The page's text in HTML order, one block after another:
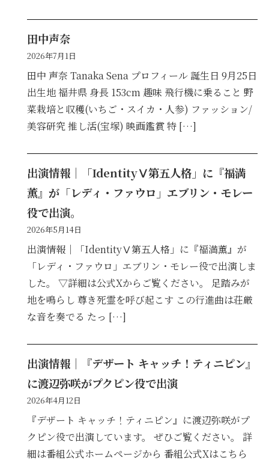
田中声奈
2026年7月1日
田中 声奈 Tanaka Sena プロフィール 誕生日 9月25日
出生地 福井県 身長 153cm 趣味 飛行機に乗ること 野
菜栽培と収穫(いちご・スイカ・人参) ファッション/
美容研究 推し活(宝塚) 映画鑑賞 特 […]
出演情報｜「IdentityⅤ第五人格」に『福満
薫』が「レディ・ファウロ」エブリン・モレー
役で出演。
2026年5月14日
出演情報｜「IdentityⅤ第五人格」に『福満薫』が
「レディ・ファウロ」エブリン・モレー役で出演しま
した。 ▽詳細は公式Xからご覧ください。 足踏みが
地を鳴らし 尊き死霊を呼び起こす この行進曲は荘厳
な音を奏でる たっ […]
出演情報｜『デザート キャッチ！ティニピン』
に渡辺弥咲がプクピン役で出演
2026年4月12日
『デザート キャッチ！ティニピン』に渡辺弥咲がプ
クピン役で出演しています。 ぜひご覧ください。 詳
細は番組公式ホームページから 番組公式Xはこちら